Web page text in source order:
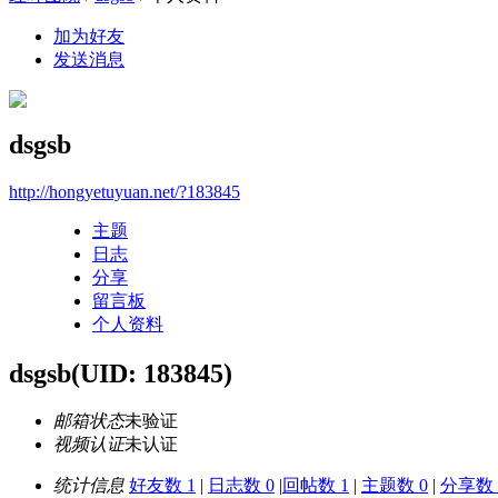
加为好友
发送消息
dsgsb
http://hongyetuyuan.net/?183845
主题
日志
分享
留言板
个人资料
dsgsb(UID: 183845)
邮箱状态未验证
视频认证未认证
统计信息 好友数 1 | 日志数 0 |回帖数 1 | 主题数 0 | 分享数